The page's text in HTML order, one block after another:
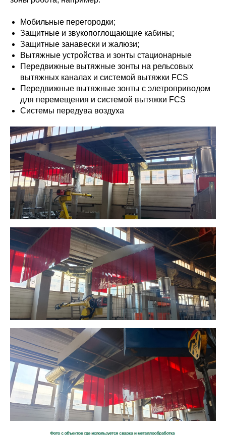
Мобильные перегородки;
Защитные и звукопоглощающие кабины;
Защитные занавески и жалюзи;
Вытяжные устройства и зонты стационарные
Передвижные вытяжные зонты на рельсовых
вытяжных каналах и системой вытяжки FCS
Передвижные вытяжные зонты с элетроприводом
для перемещения и системой вытяжки FCS
Системы передува воздуха